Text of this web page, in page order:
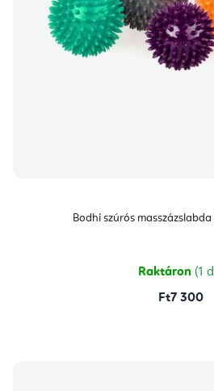
Bodhi szúrós masszázslabda
Raktáron (1
Ft7 300